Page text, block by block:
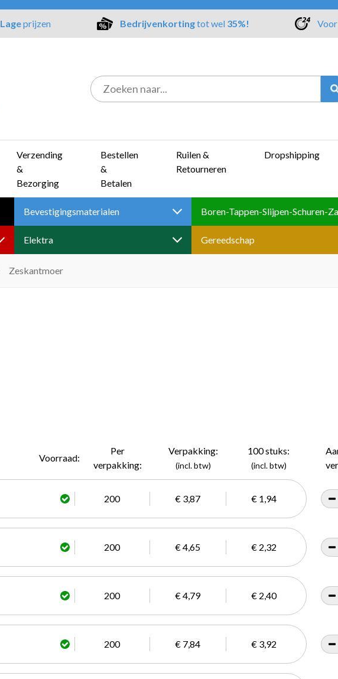
Lageprijzen Bedrijvenkortingtot wel 35%!
Verzending
&
Bezorging
Bestellen
&
Betalen
Ruilen &
Retourneren
Dropshipping
Bevestigingsmaterialen
Elektra Gereedschap
Zeskantmoer
Voorraad:
Per
verpakking:
Verpakking:
(incl. btw)
100 stuks:
(incl. btw)
200 € 3,87 € 1,94
200 € 4,65 € 2,32
200 € 4,79 € 2,40
200 € 7,84 € 3,92